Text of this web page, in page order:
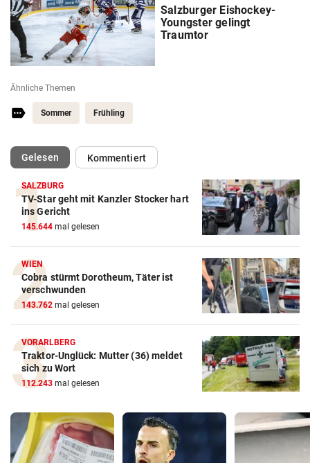
Salzburger Eishockey-
Youngster gelingt
Traumtor
Ähnliche Themen
Sommer Frühling
Gelesen(ausgewählt)Kommentiert
SALZBURG
TV-Star geht mit Kanzler Stocker hart
ins Gericht
145.644 mal gelesen
WIEN
Cobra stürmt Dorotheum, Täter ist
verschwunden
143.762 mal gelesen
VORARLBERG
Traktor-Unglück: Mutter (36) meldet
sich zu Wort
112.243 mal gelesen